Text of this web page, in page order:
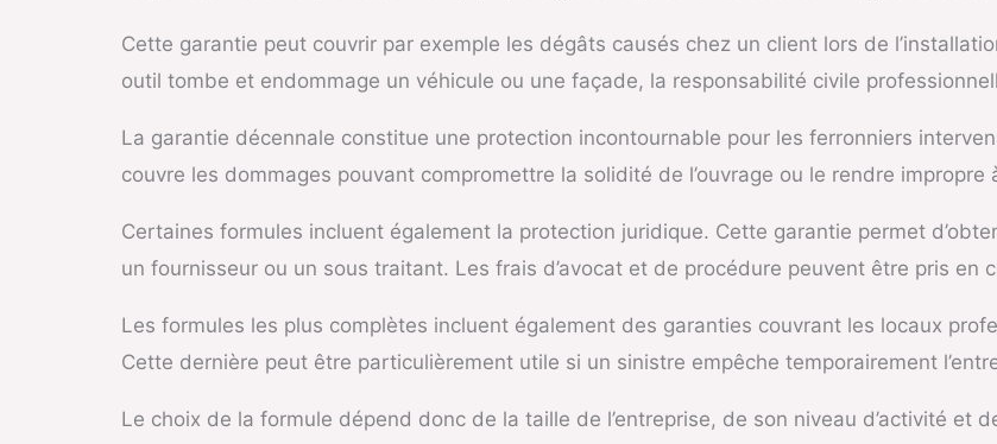
Cette garantie peut couvrir par exemple les dégâts causés chez un client lors de
outil tombe et endommage un véhicule ou une façade, la responsabilité civile
La garantie décennale constitue une protection incontournable pour les ferronniers
couvre les dommages pouvant compromettre la solidité de l’ouvrage ou le rendre impropre
Certaines formules incluent également la protection juridique. Cette garantie permet
un fournisseur ou un sous traitant. Les frais d’avocat et de procédure peuvent être pris en
Les formules les plus complètes incluent également des garanties couvrant les locaux
Cette dernière peut être particulièrement utile si un sinistre empêche temporairement
Le choix de la formule dépend donc de la taille de l’entreprise, de son niveau d’activité et